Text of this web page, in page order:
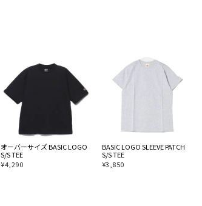
オーバーサイズ BASIC LOGO
S/S TEE
¥4,290
BASIC LOGO SLEEVE PATCH
S/S TEE
¥3,850